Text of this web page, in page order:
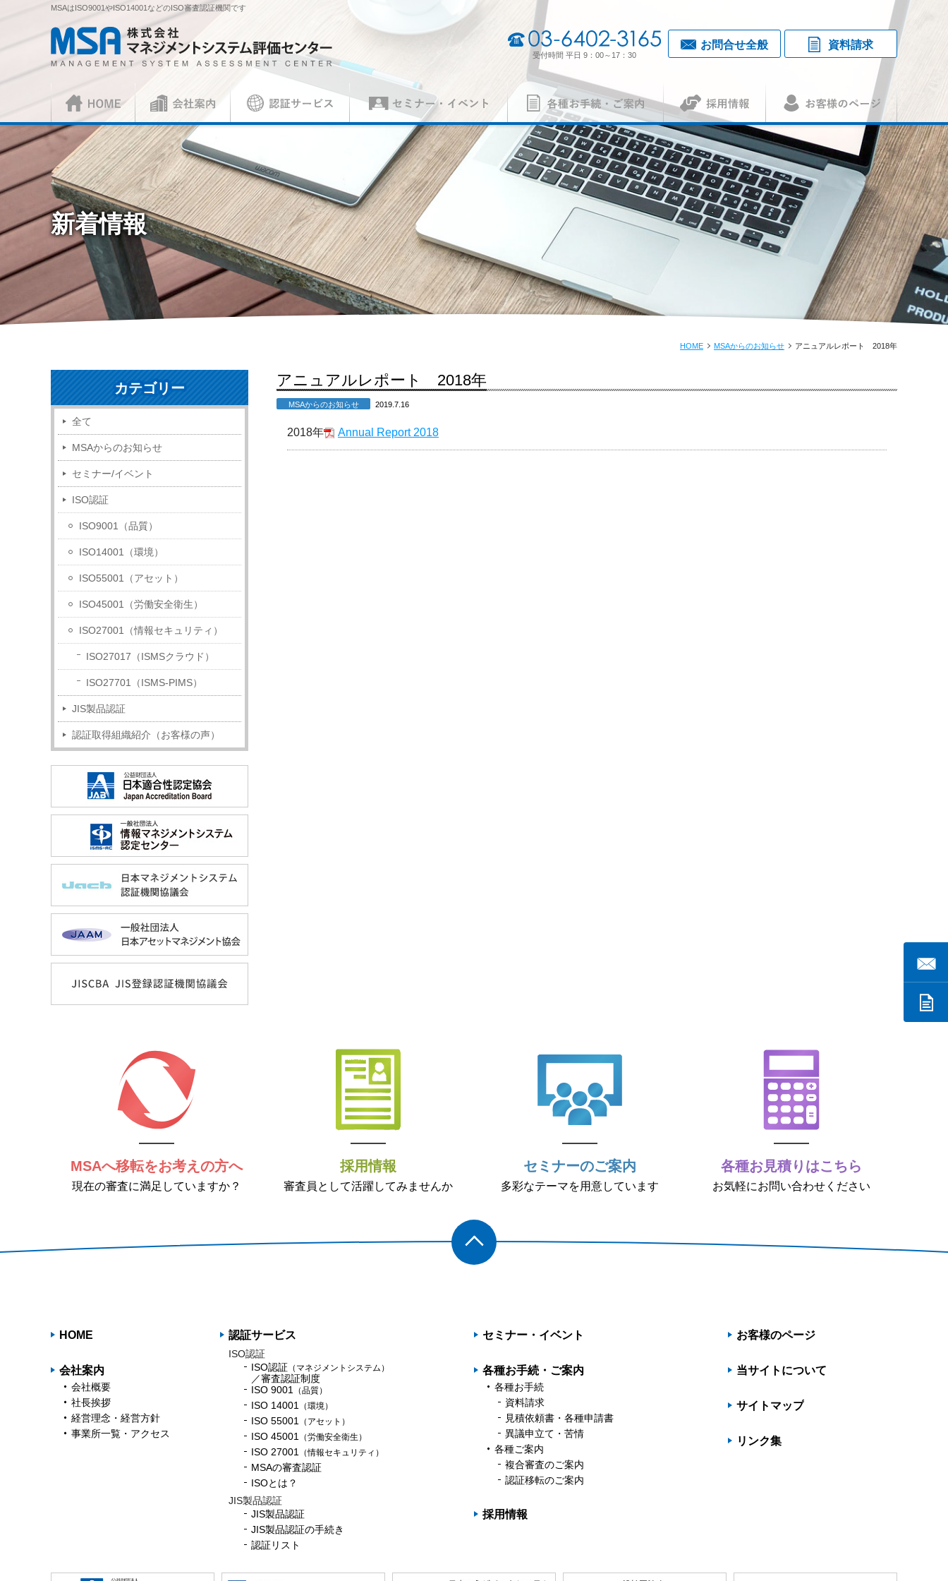
MSAはISO9001やISO14001などのISO審査認証機関です
株式会社 マネジメントシステム評価センター
03-6402-3165
受付時間 平日 9：00～17：30
お問合せ全般 資料請求
HOME 会社案内
会社概要 社長挨拶 経営理念・経営方針 事業所一覧・アクセス
認証サービス
ISO認証
ISO認証（マネジメントシステム）
／審査認証制度
ISO 9001（品質） ISO 14001 ISO 55001（アセット）
ISO 45001（労働安全衛生） ISO 27001
MSAの審査認証
ISOとは？
JIS製品認証
JIS製品認証 JIS製品認証の手続き 認証リスト
セミナー・イベント 各種お手続・ご案内
各種お手続
資料請求 見積依頼書・各種申請書 異議申立て・苦情
各種ご案内
複合審査のご案内 認証移転のご案内 パンフレット
採用情報
正社員 ISO審査員（契約審査員） 製品認証審査員（契約審査員）
お客様のページ
新着情報
HOME MSAからのお知らせ アニュアルレポート 2018年
アニュアルレポート 2018年
MSAからのお知らせ 2019.7.16
2018年 Annual Report 2018
カテゴリー
全て
MSAからのお知らせ
セミナー/イベント
ISO認証
ISO9001（品質）
ISO14001（環境）
ISO55001（アセット）
ISO45001（労働安全衛生）
ISO27001（情報セキュリティ）
ISO27017（ISMSクラウド）
ISO27701（ISMS-PIMS）
JIS製品認証
認証取得組織紹介（お客様の声）
MSAへ移転をお考えの方へ
現在の審査に満足していますか？
採用情報
審査員として活躍してみませんか
セミナーのご案内
多彩なテーマを用意しています
各種お見積りはこちら
お気軽にお問い合わせください
HOME
会社案内
会社概要
社長挨拶
経営理念・経営方針
事業所一覧・アクセス
認証サービス
ISO認証
ISO認証 （マネジメントシステム）
／審査認証制度
ISO 9001（品質）
ISO 14001（環境）
ISO 55001（アセット）
ISO 45001（労働安全衛生）
ISO 27001（情報セキュリティ）
MSAの審査認証
ISOとは？
JIS製品認証
JIS製品認証
JIS製品認証の手続き
認証リスト
セミナー・イベント
各種お手続・ご案内
各種お手続
資料請求
見積依頼書・各種申請書
異議申立て・苦情
各種ご案内
複合審査のご案内
認証移転のご案内
採用情報
お客様のページ
当サイトについて
サイトマップ
リンク集